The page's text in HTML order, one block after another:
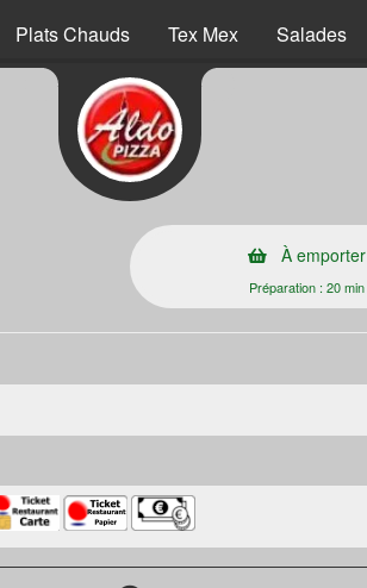
Plats Chauds Tex Mex Salades
À emporter
Préparation : 20 min